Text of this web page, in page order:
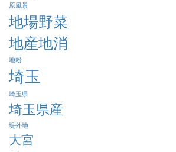
原風景
地場野菜
地産地消
地粉
埼玉
埼玉県
埼玉県産
堤外地
大宮